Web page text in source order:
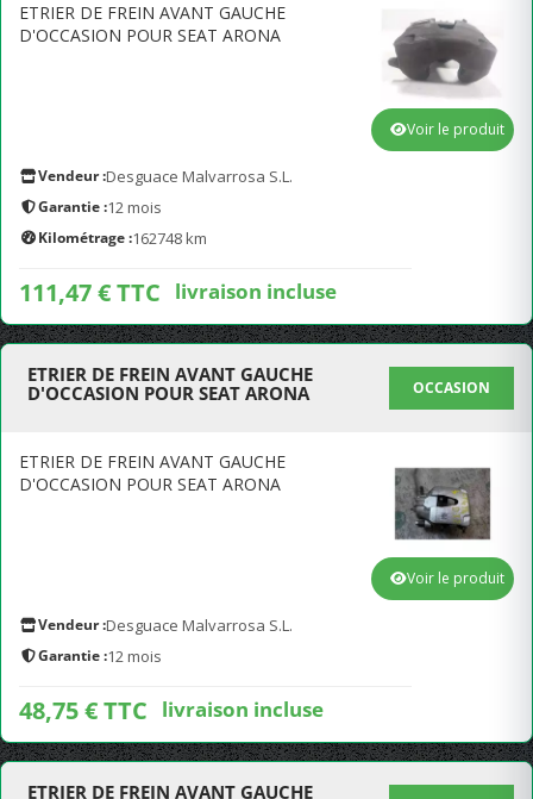
ETRIER DE FREIN AVANT GAUCHE
D'OCCASION POUR SEAT ARONA
Vendeur :Desguace Malvarrosa S.L.
Garantie :12 mois
Kilométrage :162748 km
111,47 € TTC livraison incluse
Voir le produit
ETRIER DE FREIN AVANT GAUCHE
D'OCCASION POUR SEAT ARONA
OCCASION
ETRIER DE FREIN AVANT GAUCHE
D'OCCASION POUR SEAT ARONA
Vendeur :Desguace Malvarrosa S.L.
Garantie :12 mois
48,75 € TTC livraison incluse
Voir le produit
ETRIER DE FREIN AVANT GAUCHE